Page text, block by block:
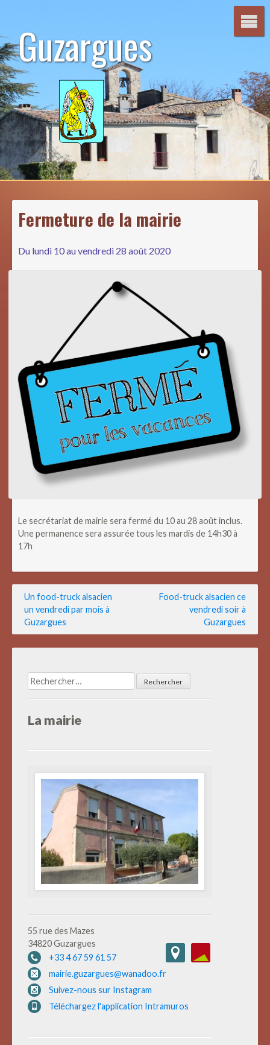
contenuGuzargues
Fermeture de la mairie
Du lundi 10 au vendredi 28 août 2020
Le secrétariat de mairie sera fermé du 10 au 28 août inclus.
Une permanence sera assurée tous les mardis de 14h30 à
17h
Navigation
de
l’article
Un food-truck alsacien
un vendredi par mois à
Guzargues
Food-truck alsacien ce
vendredi soir à
Guzargues
Rechercher :
La mairie
55 rue des Mazes
34820 Guzargues
+33 4 67 59 61 57
mairie.guzargues@wanadoo.fr
Suivez-nous sur Instagram
Téléchargez l'application Intramuros